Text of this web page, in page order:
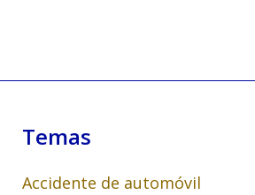
Temas
Accidente de automóvil